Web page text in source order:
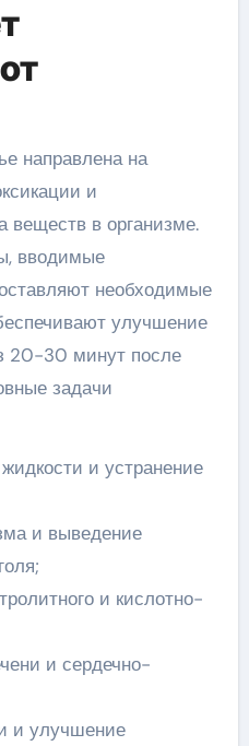
направлена на
и
веществ в организме.
вводимые
необходимые
улучшение
20-30 минут после
задачи
и устранение
и выведение
и кислотно-
и сердечно-
и улучшение